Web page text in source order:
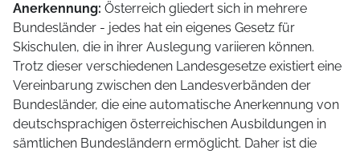
Anerkennung: Österreich gliedert sich in mehrere
Bundesländer - jedes hat ein eigenes Gesetz für
Skischulen, die in ihrer Auslegung variieren können.
Trotz dieser verschiedenen Landesgesetze existiert eine
Vereinbarung zwischen den Landesverbänden der
Bundesländer, die eine automatische Anerkennung von
deutschsprachigen österreichischen Ausbildungen in
sämtlichen Bundesländern ermöglicht. Daher ist die